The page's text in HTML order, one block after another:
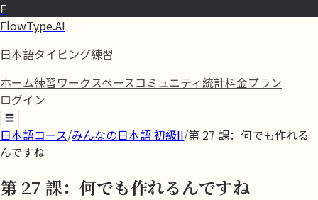
F
FlowType.AI
日本語タイピング練習
ホーム練習ワークスペースコミュニティ統計料金プラン
ログイン
☰
日本語コース/みんなの日本語 初級II/第 27 課：何でも作れる
んですね
第 27 課：何でも作れるんですね